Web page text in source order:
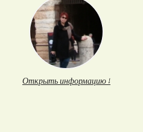
Открыть информацию ↓